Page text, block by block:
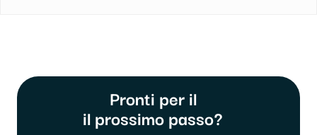
Pronti per il
il prossimo passo?